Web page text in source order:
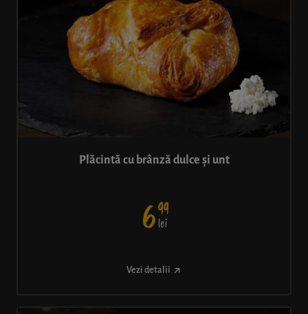
Plăcintă cu brânză dulce și unt
699
lei
Vezi detalii